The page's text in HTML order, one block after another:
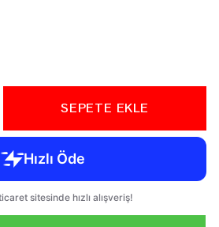
SEPETE EKLE